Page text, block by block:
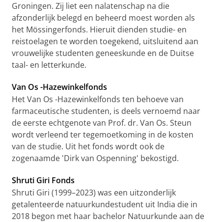
Groningen. Zij liet een nalatenschap na die
afzonderlijk belegd en beheerd moest worden als
het Mössingerfonds. Hieruit dienden studie- en
reistoelagen te worden toegekend, uitsluitend aan
vrouwelijke studenten geneeskunde en de Duitse
taal- en letterkunde.
Van Os -Hazewinkelfonds
Het Van Os -Hazewinkelfonds ten behoeve van
farmaceutische studenten, is deels vernoemd naar
de eerste echtgenote van Prof. dr. Van Os. Steun
wordt verleend ter tegemoetkoming in de kosten
van de studie. Uit het fonds wordt ook de
zogenaamde 'Dirk van Ospenning' bekostigd.
Shruti Giri Fonds
Shruti Giri (1999–2023) was een uitzonderlijk
getalenteerde natuurkundestudent uit India die in
2018 begon met haar bachelor Natuurkunde aan de